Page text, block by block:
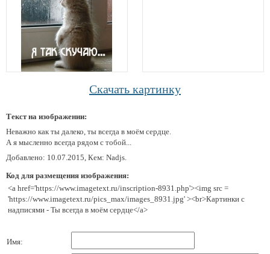
Скачать картинку
Текст на изображении:
Неважно как ты далеко, ты всегда в моём сердце.
А я мысленно всегда рядом с тобой...
Добавлено: 10.07.2015, Кем: Nadjs.
Код для размещения изображения:
<a href='https://www.imagetext.ru/inscription-8931.php'><img src =
'https://www.imagetext.ru/pics_max/images_8931.jpg' ><br>Картинки с
надписями - Ты всегда в моём сердце</a>
Имя: